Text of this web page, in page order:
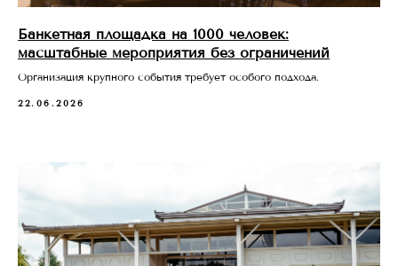
Банкетная площадка на 1000 человек:
масштабные мероприятия без ограничений
Организация крупного события требует особого подхода.
22.06.2026